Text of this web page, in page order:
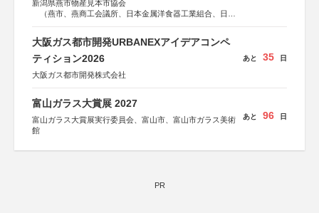
新潟県燕市物産見本市協会
（燕市、燕商工会議所、日本金属洋食器工業組合、日本
大阪ガス都市開発URBANEXアイデアコンペ
ティション2026
大阪ガス都市開発株式会社
あと 35 日
富山ガラス大賞展 2027
富山ガラス大賞展実行委員会、富山市、富山市ガラス美術
館
あと 96 日
PR